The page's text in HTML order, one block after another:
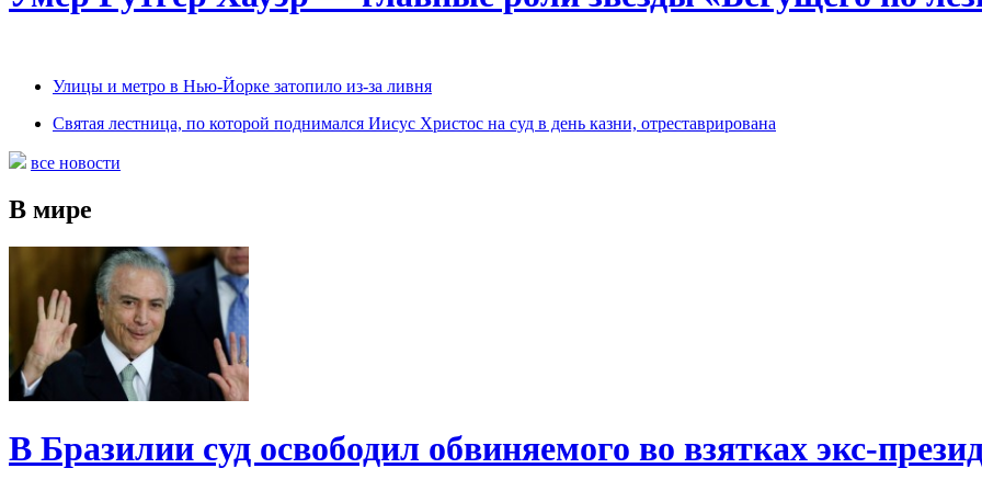
Улицы и метро в Нью-Йорке затопило из-за ливня
Святая лестница, по которой поднимался Иисус Христос на суд в день казни, отреставрирована
все новости
В мире
В Бразилии суд освободил обвиняемого во взятках экс-